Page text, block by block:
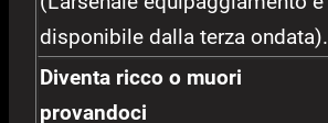
disponibile dalla terza ondata).
Diventa ricco o muori
provandoci